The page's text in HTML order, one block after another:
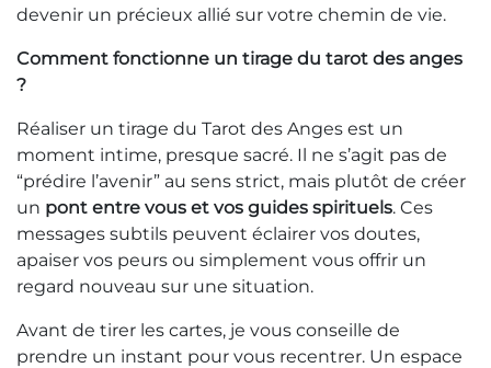
devenir un précieux allié sur votre chemin de vie.
Comment fonctionne un tirage du tarot des anges
?
Réaliser un tirage du Tarot des Anges est un
moment intime, presque sacré. Il ne s’agit pas de
“prédire l’avenir” au sens strict, mais plutôt de créer
un pont entre vous et vos guides spirituels. Ces
messages subtils peuvent éclairer vos doutes,
apaiser vos peurs ou simplement vous offrir un
regard nouveau sur une situation.
Avant de tirer les cartes, je vous conseille de
prendre un instant pour vous recentrer. Un espace